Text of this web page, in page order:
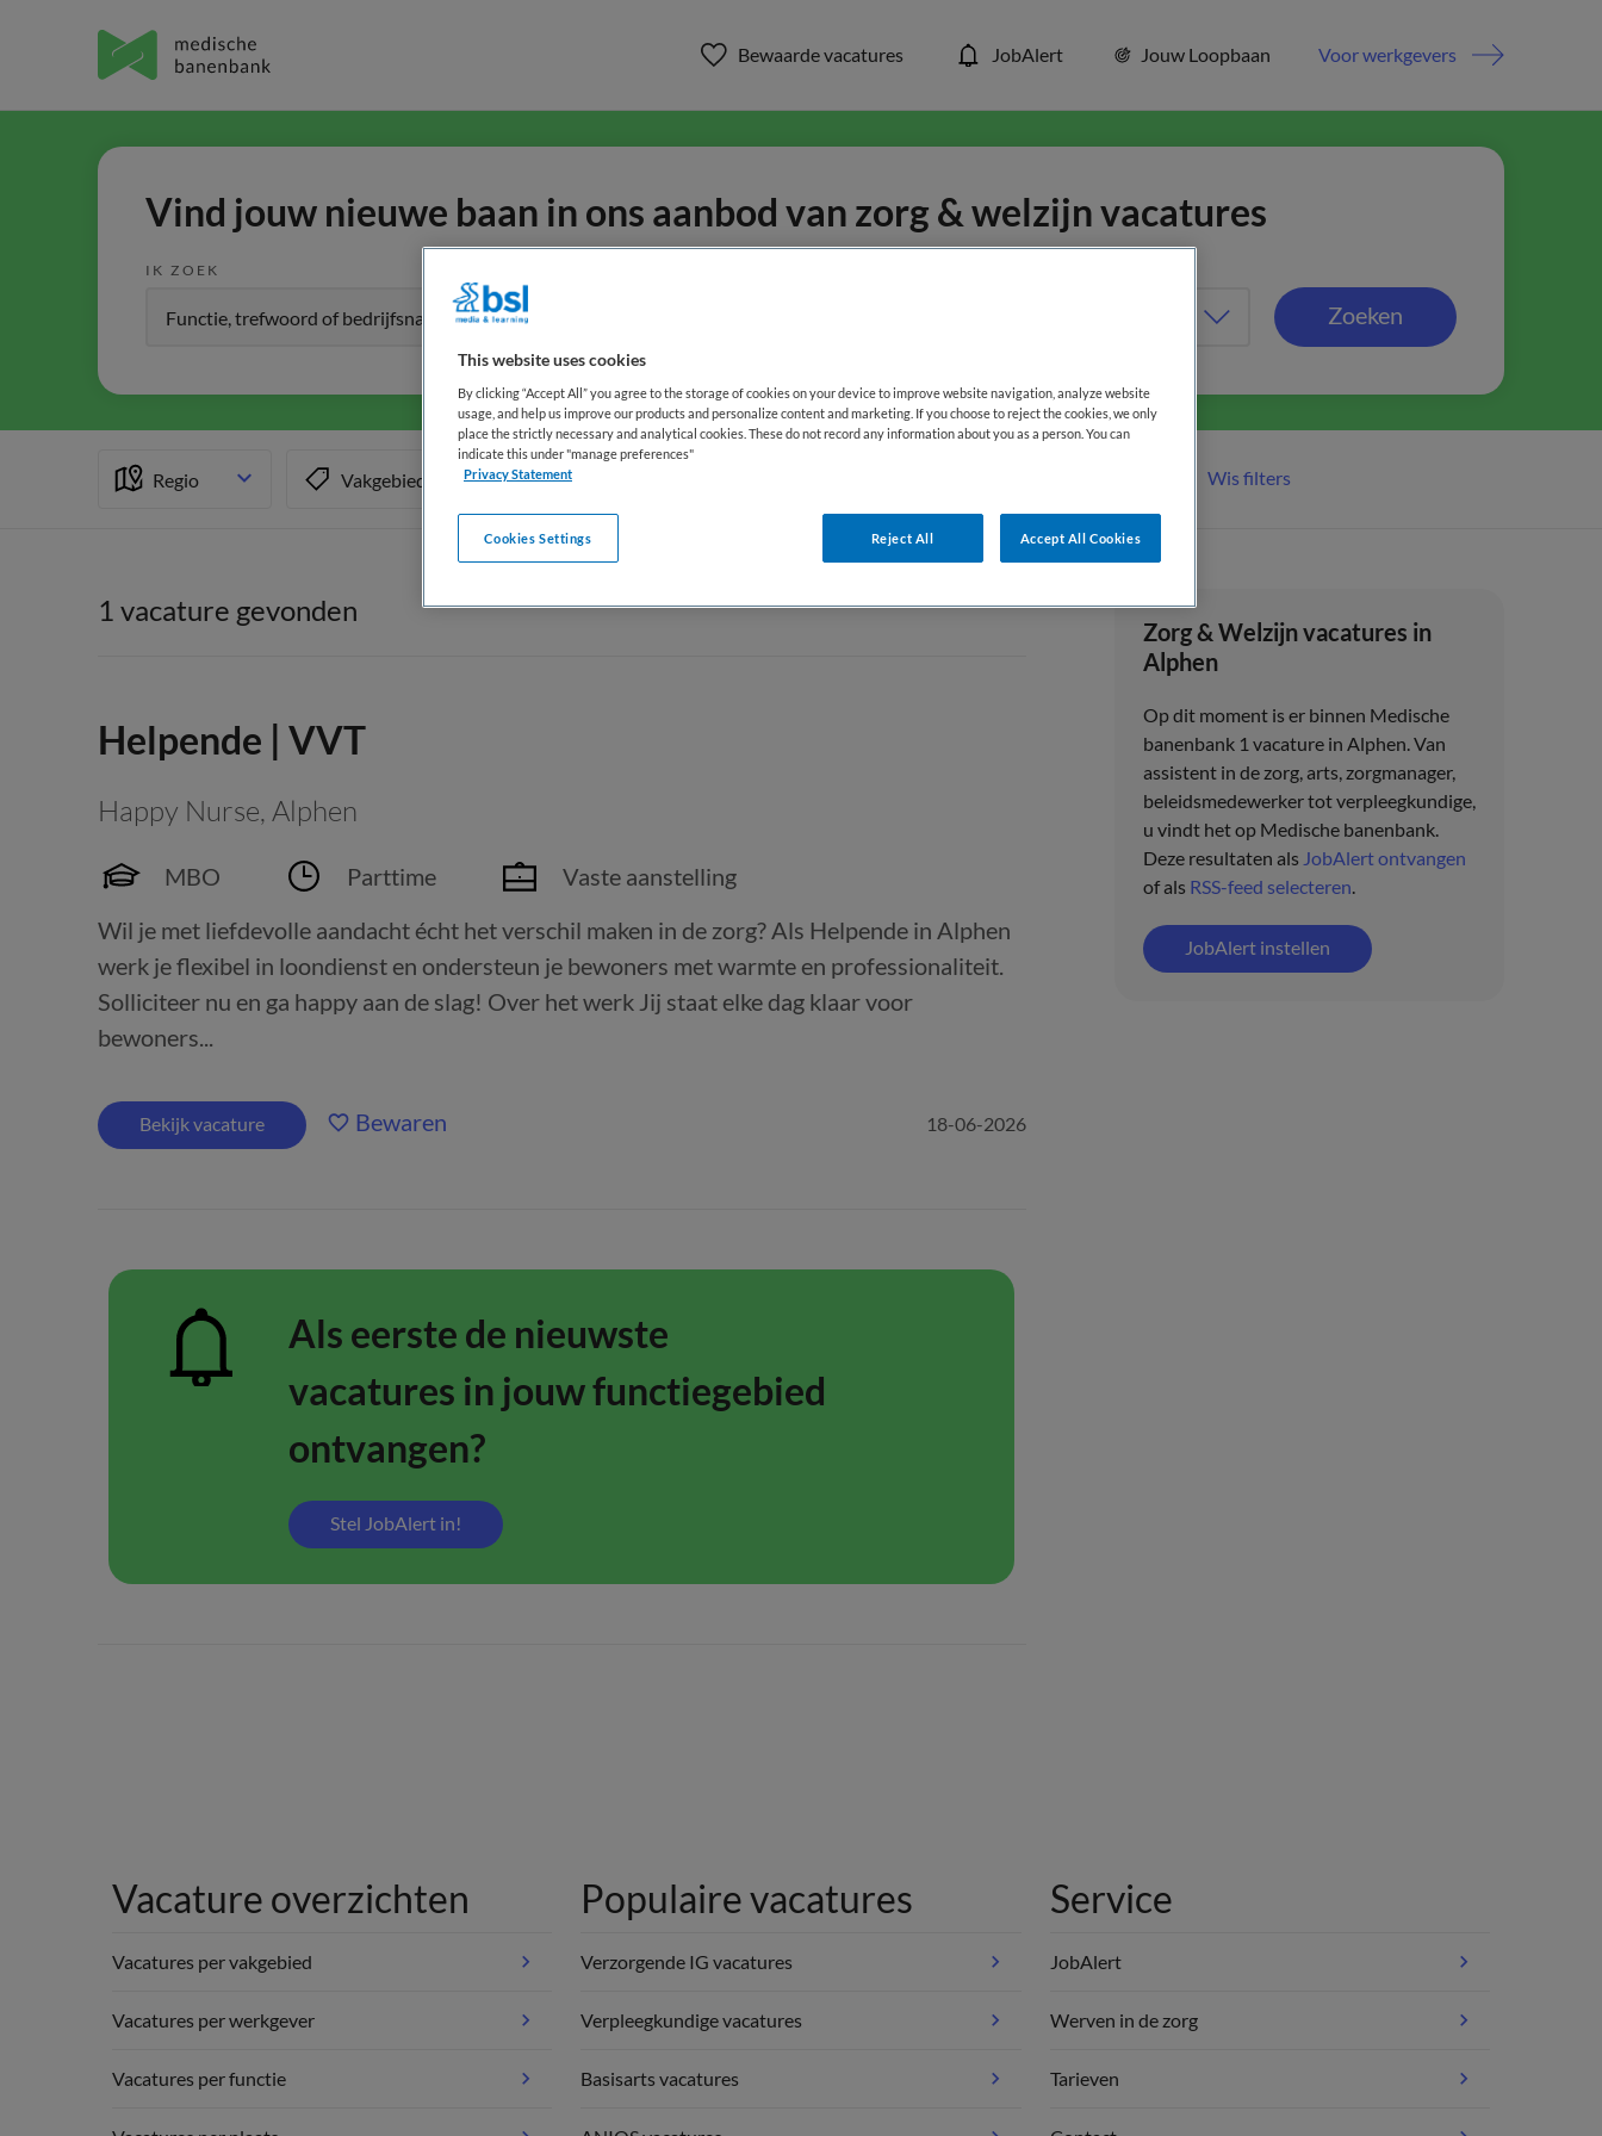
Bewaarde vacatures JobAlert Jouw Loopbaan Voor werkgevers
Vind jouw nieuwe baan in ons aanbod van zorg & welzijn vacatures
IK ZOEK
Zoeken
Regio Vakgebied Functiegebied Wis filters
Zorg & Welzijn vacatures in
Alphen
Op dit moment is er binnen Medische
banenbank 1 vacature in Alphen. Van
assistent in de zorg, arts, zorgmanager,
beleidsmedewerker tot verpleegkundige,
u vindt het op Medische banenbank.
Deze resultaten als JobAlert ontvangen
of als RSS-feed selecteren.
JobAlert instellen
1 vacature gevonden
Helpende | VVT
Happy Nurse, Alphen
MBO Parttime
Vaste aanstelling
Wil je met liefdevolle aandacht écht het verschil maken in de zorg? Als Helpende in Alphen
werk je flexibel in loondienst en ondersteun je bewoners met warmte en professionaliteit.
Solliciteer nu en ga happy aan de slag! Over het werk Jij staat elke dag klaar voor
bewoners...
Bekijk vacature Bewaren 18-06-2026
Als eerste de nieuwste
vacatures in jouw functiegebied
ontvangen?
Stel JobAlert in!
Vacature overzichten
Vacatures per vakgebied
Vacatures per werkgever
Vacatures per functie
Populaire vacatures
Verzorgende IG vacatures
Verpleegkundige vacatures
Basisarts vacatures
Service
JobAlert
Werven in de zorg
Tarieven
This website uses cookies
By clicking “Accept All” you agree to the storage of cookies on your device to improve website navigation, analyze website
usage, and help us improve our products and personalize content and marketing. If you choose to reject the cookies, we only
place the strictly necessary and analytical cookies. These do not record any information about you as a person. You can
indicate this under "manage preferences"
Privacy Statement
Reject All Accept All Cookies
Cookies Settings